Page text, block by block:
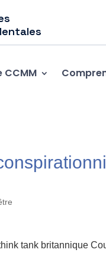
CCMM
tank britannique